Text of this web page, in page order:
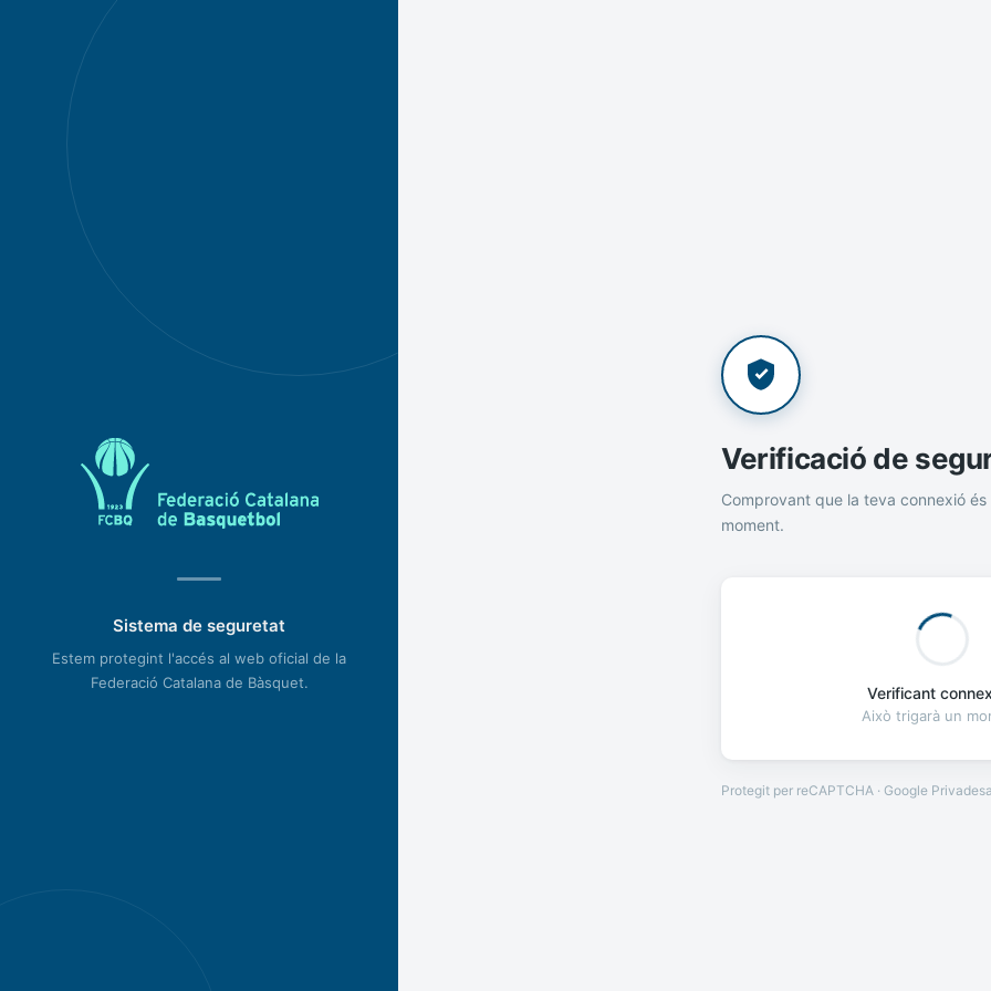
Sistema de seguretat
Estem protegint l'accés al web oficial de la
Federació Catalana de Bàsquet.
Verificació de
Comprovant que la teva connexió és
moment.
Verificant
Això trigarà un
Protegit per reCAPTCHA · Google Privadesa